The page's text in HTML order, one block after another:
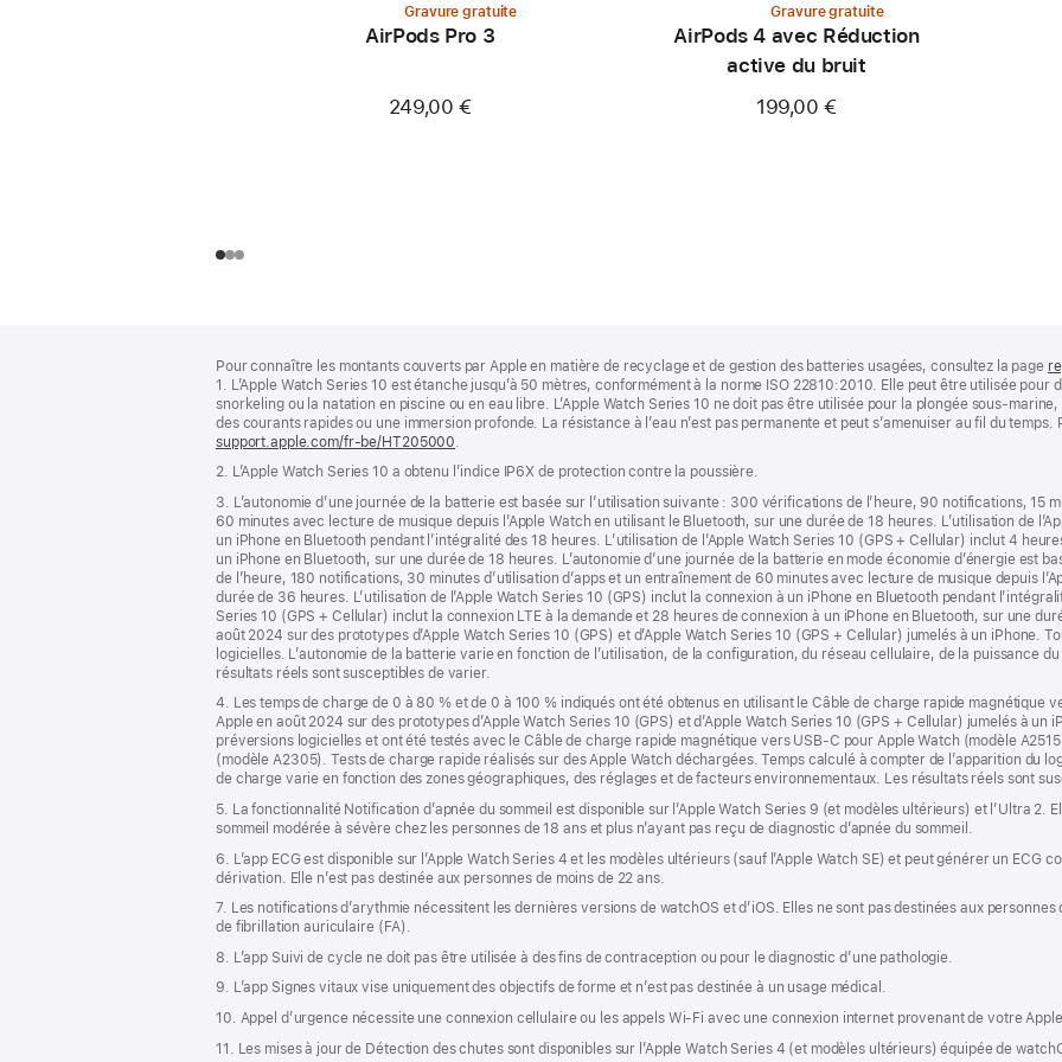
Gravure gratuite
AirPods Pro 3
249,00 €
Gravure gratuite
AirPods 4 avec Réduction
active du bruit
199,00 €
de
page
de
bas
de
page
Pour connaître les montants couverts par Apple en matière de recyclage et de gestion des batteries usagées, consultez la page
1. L’Apple Watch Series 10 est étanche jusqu’à 50 mètres, conformément à la norme ISO 22810:2010. Elle peut être utilisée
snorkeling ou la natation en piscine ou en eau libre. L’Apple Watch Series 10 ne doit pas être utilisée pour la plongée
des courants rapides ou une immersion profonde. La résistance à l’eau n’est pas permanente et peut s’amenuiser au fil du
support.apple.com/fr-be/HT205000
2. L’Apple Watch Series 10 a obtenu l’indice IP6X de protection contre la poussière.
3. L’autonomie d’une journée de la batterie est basée sur l’utilisation suivante : 300 vérifications de l’heure, 90 notifications, 15
60 minutes avec lecture de musique depuis l’Apple Watch en utilisant le Bluetooth, sur une durée de 18 heures. L’utilisation de
un iPhone en Bluetooth pendant l’intégralité des 18 heures. L’utilisation de l’Apple Watch Series 10 (GPS + Cellular) inclut 4
un iPhone en Bluetooth, sur une durée de 18 heures. L’autonomie d’une journée de la batterie en mode économie d’énergie est
de l’heure, 180 notifications, 30 minutes d’utilisation d’apps et un entraînement de 60 minutes avec lecture de musique depuis
durée de 36 heures. L’utilisation de l’Apple Watch Series 10 (GPS) inclut la connexion à un iPhone en Bluetooth pendant
Series 10 (GPS + Cellular) inclut la connexion LTE à la demande et 28 heures de connexion à un iPhone en Bluetooth, sur une
août 2024 sur des prototypes d’Apple Watch Series 10 (GPS) et d’Apple Watch Series 10 (GPS + Cellular) jumelés à un iPhone.
logicielles. L’autonomie de la batterie varie en fonction de l’utilisation, de la configuration, du réseau cellulaire, de la puissance
résultats réels sont susceptibles de varier.
4. Les temps de charge de 0 à 80 % et de 0 à 100 % indiqués ont été obtenus en utilisant le Câble de charge rapide magnétique
Apple en août 2024 sur des prototypes d’Apple Watch Series 10 (GPS) et d’Apple Watch Series 10 (GPS + Cellular) jumelés à un
préversions logicielles et ont été testés avec le Câble de charge rapide magnétique vers USB‑C pour Apple Watch (modèle
(modèle A2305). Tests de charge rapide réalisés sur des Apple Watch déchargées. Temps calculé à compter de l’apparition du
de charge varie en fonction des zones géographiques, des réglages et de facteurs environnementaux. Les résultats réels sont
5. La fonctionnalité Notification d’apnée du sommeil est disponible sur l’Apple Watch Series 9 (et modèles ultérieurs) et l’Ultra 2.
sommeil modérée à sévère chez les personnes de 18 ans et plus n’ayant pas reçu de diagnostic d’apnée du sommeil.
6. L’app ECG est disponible sur l’Apple Watch Series 4 et les modèles ultérieurs (sauf l’Apple Watch SE) et peut générer un ECG
dérivation. Elle n’est pas destinée aux personnes de moins de 22 ans.
7. Les notifications d’arythmie nécessitent les dernières versions de watchOS et d’iOS. Elles ne sont pas destinées aux
de fibrillation auriculaire (FA).
8. L’app Suivi de cycle ne doit pas être utilisée à des fins de contraception ou pour le diagnostic d’une pathologie.
9. L’app Signes vitaux vise uniquement des objectifs de forme et n’est pas destinée à un usage médical.
10. Appel d’urgence nécessite une connexion cellulaire ou les appels Wi‑Fi avec une connexion internet provenant de votre
11. Les mises à jour de Détection des chutes sont disponibles sur l’Apple Watch Series 4 (et modèles ultérieurs) équipée de